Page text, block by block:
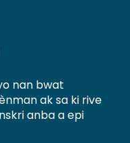
nan bwat
ak sa ki rive
anba a epi